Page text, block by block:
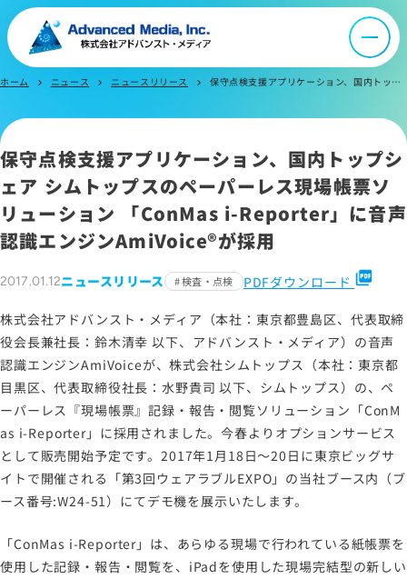
採用情報
IR情報
お問い合わせ
ソーシャルメディアポリシー
プライバシーポリシー
情報セキュリティポリシー
労働者派遣事業に関わる情報
メールマガジン
ホーム chevron_right ニュース chevron_right ニュースリリース chevron_right 保守点検支援アプリケーション、国内トップシェア シムトップスのペーパーレス現場帳票ソリューション 「ConMas i-Reporter」に音声認識エンジンAmiVoice®が採用
保守点検支援アプリケーション、国内トップシ
ェア シムトップスのペーパーレス現場帳票ソ
リューション 「ConMas i-Reporter」に音声
認識エンジンAmiVoice®が採用
2017.01.12ニュースリリース 検査・点検 PDFダウンロード picture_as_pdf
株式会社アドバンスト・メディア（本社：東京都豊島区、代表取締
役会長兼社長：鈴木清幸 以下、アドバンスト・メディア）の音声
認識エンジンAmiVoiceが、株式会社シムトップス（本社：東京都
目黒区、代表取締役社長：水野貴司 以下、シムトップス）の、ペ
ーパーレス『現場帳票』記録・報告・閲覧ソリューション「ConM
as i-Reporter」に採用されました。今春よりオプションサービス
として販売開始予定です。2017年1月18日～20日に東京ビッグサ
イトで開催される「第3回ウェアラブルEXPO」の当社ブース内（ブ
ース番号:W24-51）にてデモ機を展示いたします。
「ConMas i-Reporter」は、あらゆる現場で行われている紙帳票を
使用した記録・報告・閲覧を、iPadを使用した現場完結型の新しい